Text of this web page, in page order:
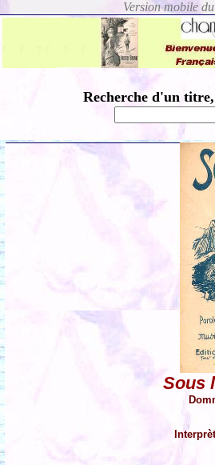
Recherche d'un
Sous